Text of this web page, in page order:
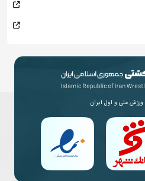
ورزش ملی و اول ایران